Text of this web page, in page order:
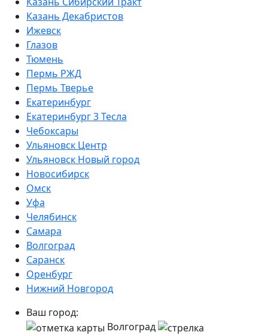
Казань Декабристов
Ижевск
Глазов
Тюмень
Пермь РЖД
Пермь Тверье
Екатеринбург
Екатеринбург 3 Тесла
Чебоксары
Ульяновск Центр
Ульяновск Новый город
Новосибирск
Омск
Уфа
Челябинск
Самара
Волгоград
Саранск
Оренбург
Нижний Новгород
Ваш город:
Волгоград